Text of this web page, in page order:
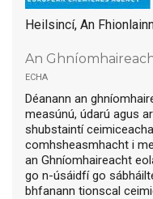
Heilsincí, An
An
echa
Déanann an
measúnú, údarú agus
shubstaintí
comhsheasmhacht i
an Ghníomhaireacht
go n-úsáidfí go
bhfanann tionscal